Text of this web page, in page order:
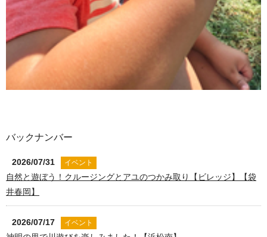
バックナンバー
2026/07/31 イベント
自然と遊ぼう！クルージングとアユのつかみ取り【ビレッジ】【袋
井春岡】
2026/07/17 イベント